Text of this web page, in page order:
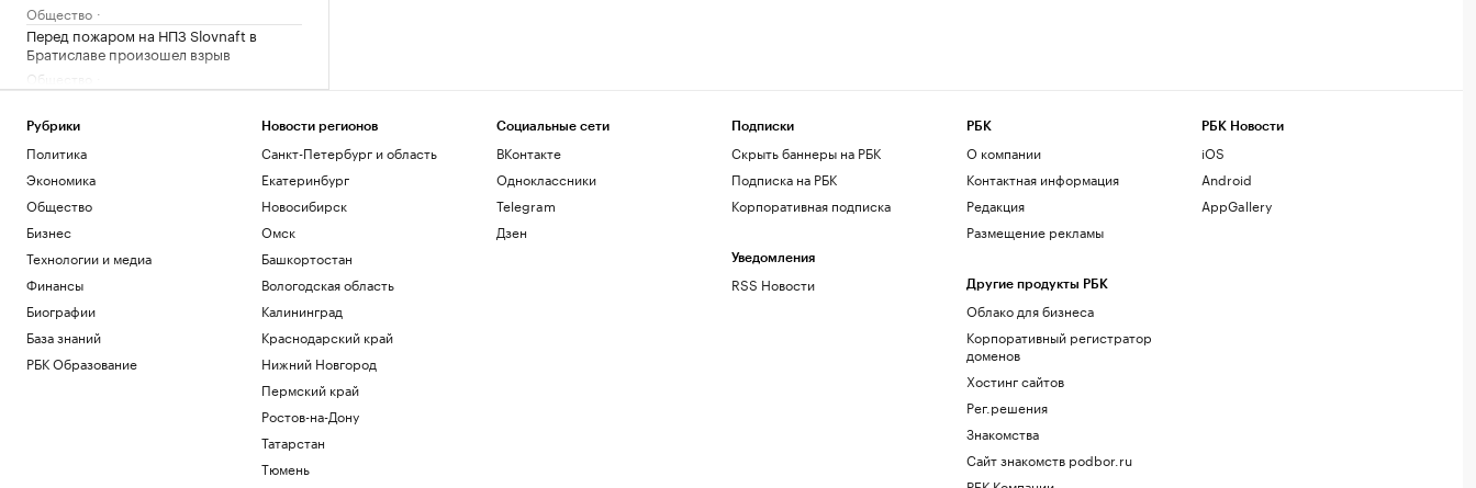
Общество
Перед пожаром на НПЗ Slovnaft в
Братиславе произошел взрыв
Общество
получают гражданство. Карта мира
19-летняя россиянка впервые победила
соперницу из топ-20 на турнире WTA
Спорт
Рубрики
Политика
Экономика
Общество
Бизнес
Технологии и медиа
Финансы
Биографии
База знаний
РБК Образование
Новости регионов
Санкт-Петербург и область
Екатеринбург
Новосибирск
Омск
Башкортостан
Вологодская область
Калининград
Краснодарский край
Нижний Новгород
Пермский край
Ростов-на-Дону
Татарстан
Тюмень
Социальные сети
ВКонтакте
Одноклассники
Telegram
Дзен
Подписки
Скрыть баннеры на РБК
Подписка на РБК
Корпоративная подписка
Уведомления
RSS Новости
РБК
О компании
Контактная информация
Редакция
Размещение рекламы
Другие продукты РБК
Облако для бизнеса
Корпоративный регистратор
доменов
Хостинг сайтов
Рег.решения
Знакомства
Сайт знакомств podbor.ru
РБК Новости
iOS
Android
AppGallery